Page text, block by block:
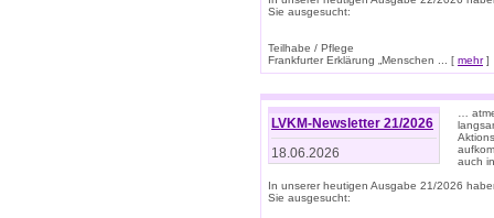
Sie ausgesucht:
Teilhabe / Pflege
Frankfurter Erklärung „Menschen ... [ mehr]
LVKM-Newsletter 21/2026
18.06.2026
…
auch
In unserer heutigen Ausgabe 21/2026
Sie ausgesucht: